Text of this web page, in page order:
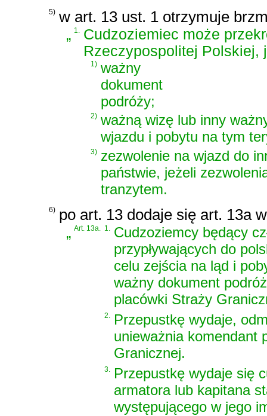
5) w art. 13 ust. 1 otrzymuje
„1.
Cudzoziemiec może
Rzeczypospolitej Polskiej,
1) ważny
dokument
podróży;
2) ważną wizę lub inny
wjazdu i pobytu na tym
3) zezwolenie na wjazd do
państwie, jeżeli
tranzytem.
6) po art. 13 dodaje się art. 13a
„Art. 13a. 1. Cudzoziemcy będący
przypływających do
celu zejścia na ląd i
ważny dokument
placówki Straży
2. Przepustkę wydaje,
unieważnia komendant
Granicznej.
3. Przepustkę wydaje się
armatora lub kapitana
występującego w jego